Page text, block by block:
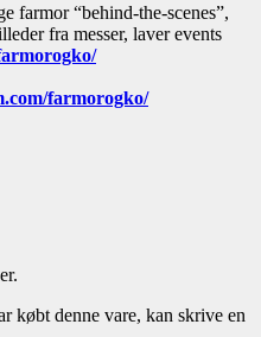
farmor “behind-the-scenes”,
fra messer, laver events
farmorogko/
købt denne vare, kan skrive en